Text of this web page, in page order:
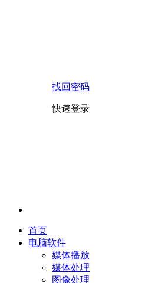
找回密码
快速登录
首页
电脑软件
媒体播放
媒体处理
图像处理